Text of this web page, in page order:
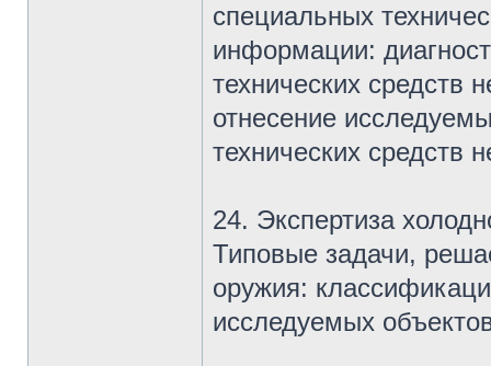
специальных
информации:
технических средств
отнесение
технических средств
24. Экспертиза
Типовые задачи,
оружия:
исследуемых